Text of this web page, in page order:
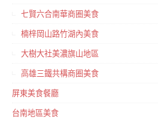
七賢六合南華商圈美食
楠梓岡山路竹湖內美食
大樹大社美濃旗山地區
高雄三鐵共構商圈美食
屏東美食餐廳
台南地區美食